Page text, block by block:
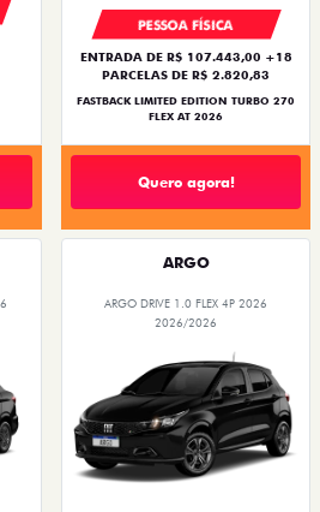
PESSOA FÍSICA
ENTRADA DE R$ 107.443,00 +18
PARCELAS DE R$ 2.820,83
FASTBACK LIMITED EDITION TURBO 270
FLEX AT 2026
Quero agora!
ARGO
ARGO DRIVE 1.0 FLEX 4P 2026
2026/2026